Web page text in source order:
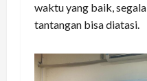
waktu yang baik, segala
tantangan bisa diatasi.